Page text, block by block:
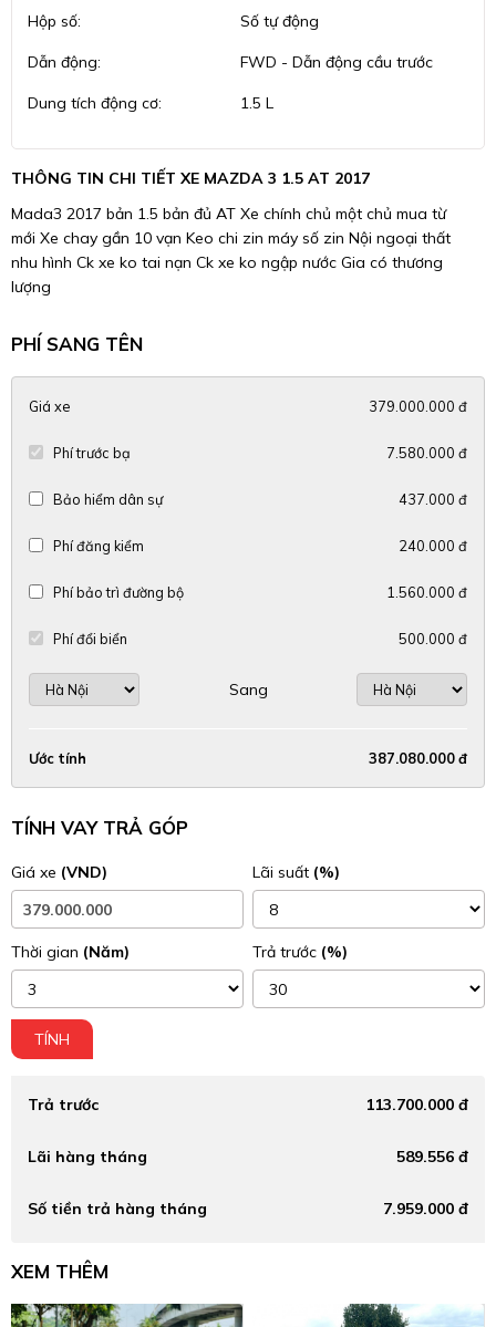
Hộp số: Số tự động
Dẫn động: FWD - Dẫn động cầu trước
Dung tích động cơ: 1.5 L
THÔNG TIN CHI TIẾT XE MAZDA 3 1.5 AT 2017
Mada3 2017 bản 1.5 bản đủ AT Xe chính chủ một chủ mua từ
mới Xe chay gần 10 vạn Keo chi zin máy số zin Nội ngoại thất
nhu hình Ck xe ko tai nạn Ck xe ko ngập nước Gia có thương
lượng
PHÍ SANG TÊN
Giá xe 379.000.000 đ
Phí trước bạ 7.580.000 đ
Bảo hiểm dân sự 437.000 đ
Phí đăng kiểm 240.000 đ
Phí bảo trì đường bộ 1.560.000 đ
Phí đổi biển 500.000 đ
Sang
Ước tính 387.080.000 đ
TÍNH VAY TRẢ GÓP
Giá xe (VND) Lãi suất (%)
Thời gian (Năm) Trả trước (%)
TÍNH
Trả trước 113.700.000 đ
Lãi hàng tháng 589.556 đ
Số tiền trả hàng tháng 7.959.000 đ
XEM THÊM